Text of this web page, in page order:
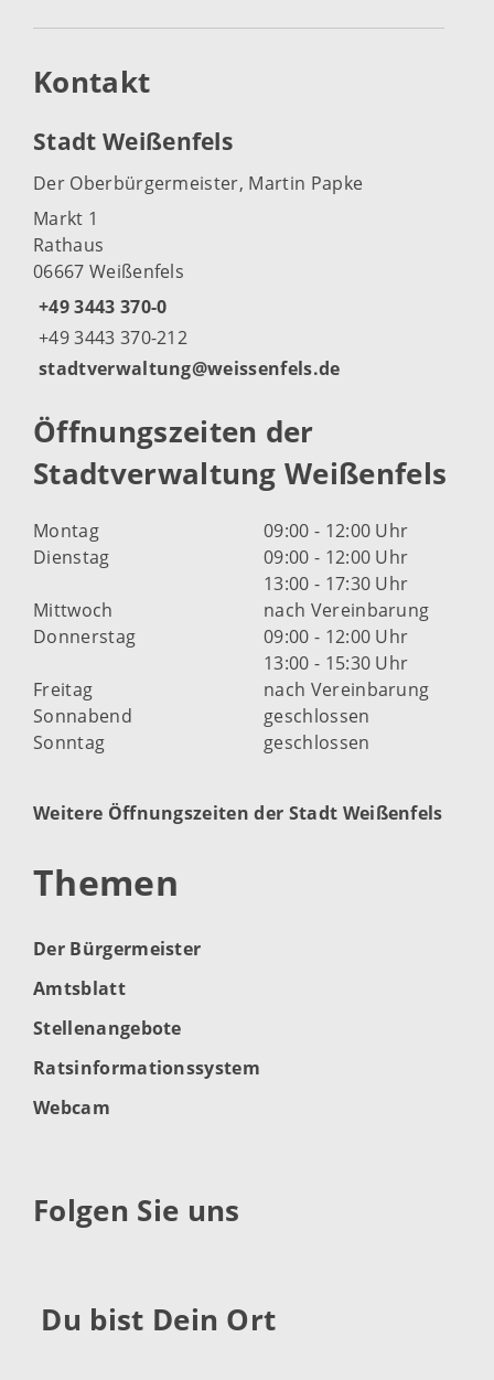
Kontakt
Stadt Weißenfels
Der Oberbürgermeister, Martin Papke
Markt 1
Rathaus
06667 Weißenfels
+49 3443 370-0
+49 3443 370-212
stadtverwaltung@weissenfels.de
Öffnungszeiten der
Stadtverwaltung Weißenfels
Montag
09:00 - 12:00 Uhr
Dienstag
09:00 - 12:00 Uhr
13:00 - 17:30 Uhr
Mittwoch
nach Vereinbarung
Donnerstag
09:00 - 12:00 Uhr
13:00 - 15:30 Uhr
Freitag
nach Vereinbarung
Sonnabend
geschlossen
Sonntag
geschlossen
Weitere Öffnungszeiten der Stadt Weißenfels
Themen
Der Bürgermeister
Amtsblatt
Stellenangebote
Ratsinformationssystem
Webcam
Folgen Sie uns
Du bist Dein Ort